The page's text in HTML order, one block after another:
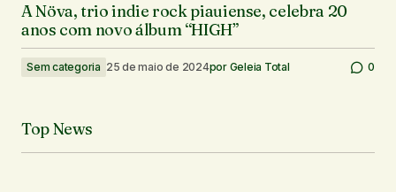
A Növa, trio indie rock piauiense, celebra 20
anos com novo álbum “HIGH”
Sem categoria 25 de maio de 2024por Geleia Total 0
Top News